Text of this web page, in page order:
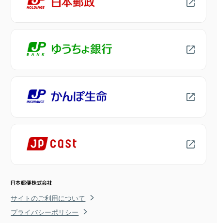
サイトのご利用について
プライバシーポリシー